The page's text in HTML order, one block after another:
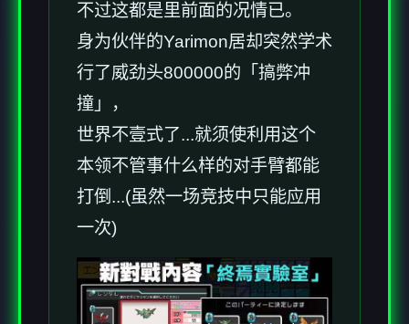
不过这都是里前面的况情已。
身为伙伴的Yarimon居却突然学术
行了威劲头800000的「搞弊冲
撞」，
世界不壹式了...就须使利用这个
本领不管事什么样的对手臂都能
打倒...(虽然一场竞技中只能应用
一次)